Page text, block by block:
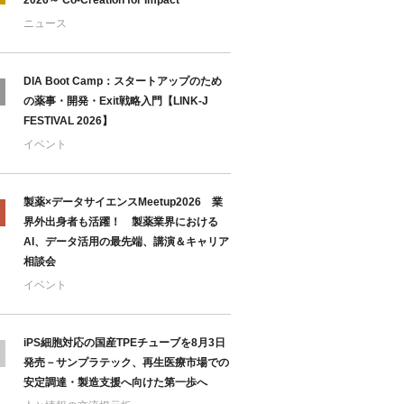
ニュース
DIA Boot Camp：スタートアップのため
の薬事・開発・Exit戦略入門【LINK-J
FESTIVAL 2026】
イベント
製薬×データサイエンスMeetup2026 業
界外出身者も活躍！ 製薬業界における
AI、データ活用の最先端、講演＆キャリア
相談会
イベント
iPS細胞対応の国産TPEチューブを8月3日
発売－サンプラテック、再生医療市場での
安定調達・製造支援へ向けた第一歩へ